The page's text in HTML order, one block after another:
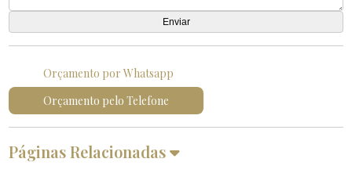
Orçamento por Whatsapp
Orçamento pelo Telefone
Páginas Relacionadas